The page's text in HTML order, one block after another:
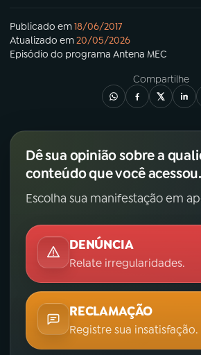
Publicado em18/06/2017
Atualizado em20/05/2026
Episódio do programa Antena MEC
Compartilhe
Dê sua opinião sobre a
conteúdo que você acessou.
Escolha sua manifestação em
DENÚNCIA
Relate irregularidades.
RECLAMAÇÃO
Registre sua insatisfação.